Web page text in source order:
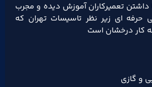
داشتن تعمیرکاران آموزش دیده و مجرب
حرفه ای زیر نظر تاسیسات تهران که
و گازی